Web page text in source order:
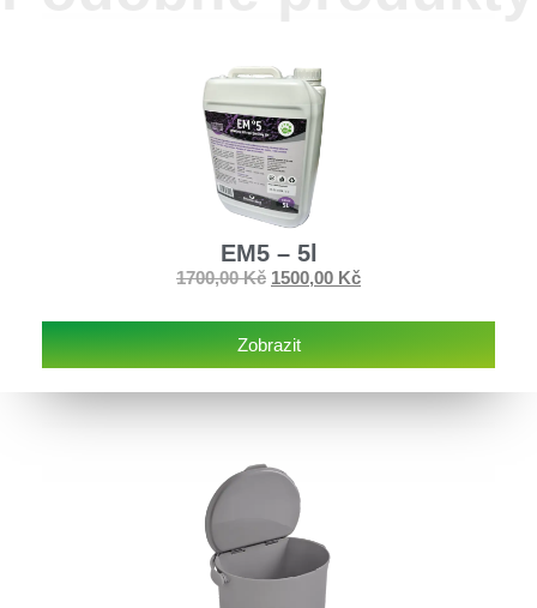
EM5 – 5l
1700,00Kč 1500,00 Kč
Zobrazit